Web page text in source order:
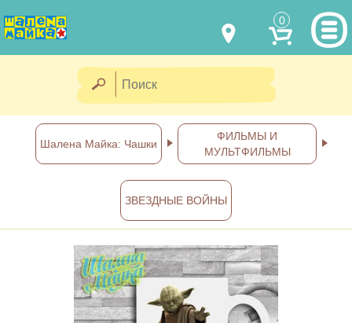
0
(067) 011 0404
shalena@mayka.dp.ua
г.Днепр, ул. Ярослава Мудрого, 68
Посмотреть на карте
Отправка по Украине каждый
день
НАШИ РАБОТЫ
КАК КУПИТЬ
КАК НАС НАЙТИ
ПОЛНАЯ ВЕРСИЯ САЙТА
Шалена Майка: Чашки
ФИЛЬМЫ И
МУЛЬТФИЛЬМЫ
ЗВЕЗДНЫЕ ВОЙНЫ